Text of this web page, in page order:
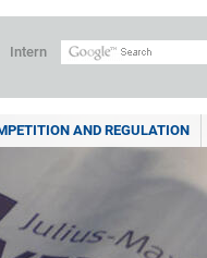
Intern
AND REGULATION